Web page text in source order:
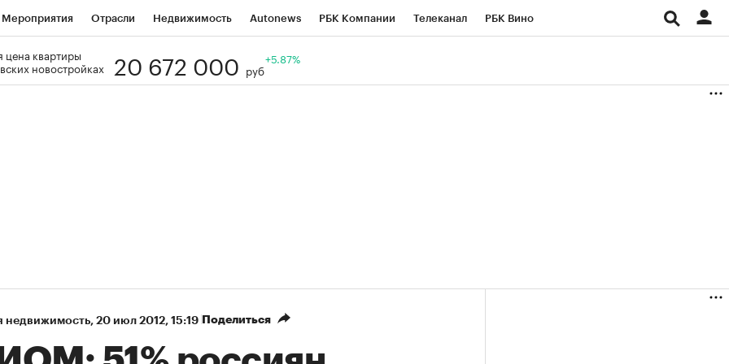
Мероприятия Отрасли Недвижимость Autonews РБК Компании Телеканал РБК Вино
Визионеры
цена квартиры
новостройках
20 672 000 руб
+5.87%
недвижимость⁠, 20 июл 2012, 15:19 Поделиться